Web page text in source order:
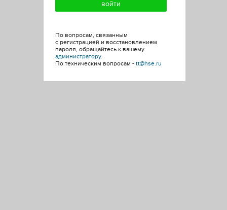
По вопросам, связанным
с регистрацией и восстановлением
пароля, обращайтесь к вашему
администратору.
По техническим вопросам - tt@hse.ru